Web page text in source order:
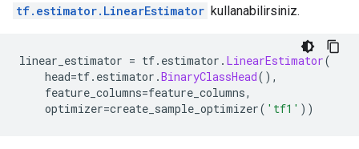
tf.estimator.LinearEstimator kullanabilirsiniz.
linear_estimator = tf. estimator . LinearEstimator(
head=tf. estimator .BinaryClassHead(),
feature_columns=feature_columns,
optimizer=create_sample_optimizer( 'tf1' ))